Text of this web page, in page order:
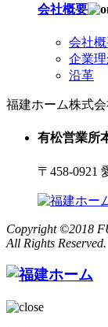
会社概要
会社
企業
沿革
福建ホーム株式会
有松営業所
〒458-0921
Copyright ©2018
All Rights Reserved.